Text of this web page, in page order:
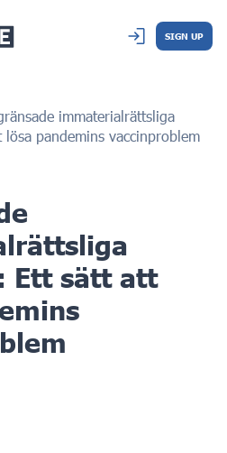
SIGN UP
immaterialrättsliga
pandemins vaccinproblem
Ett sätt att